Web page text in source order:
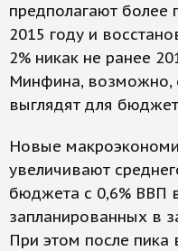
предполагают более
2015 году и
2% никак не ранее
Минфина, возможно,
выглядят для
Новые
увеличивают
бюджета с 0,6% ВВП
запланированных в
При этом после